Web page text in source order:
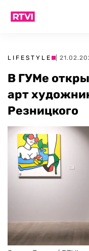
LIFESTYLE |
В ГУМе
арт
Резницкого